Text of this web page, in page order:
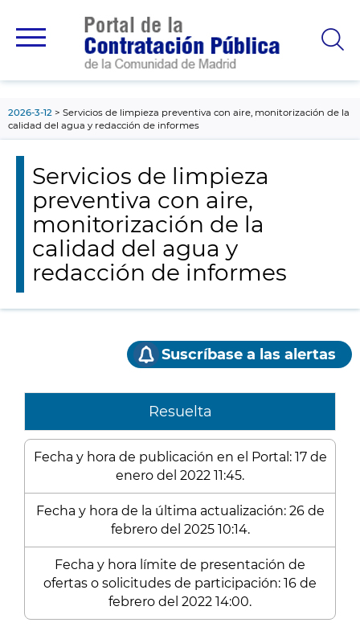
principal
2026-3-12
Servicios de limpieza preventiva con aire, monitorización de la
calidad del agua y redacción de informes
Servicios de limpieza
preventiva con aire,
monitorización de la
calidad del agua y
redacción de informes
Suscríbase a las alertas
Resuelta
Fecha y hora de publicación en el Portal: 17 de
enero del 2022 11:45.
Fecha y hora de la última actualización: 26 de
febrero del 2025 10:14.
Fecha y hora límite de presentación de
ofertas o solicitudes de participación: 16 de
febrero del 2022 14:00.